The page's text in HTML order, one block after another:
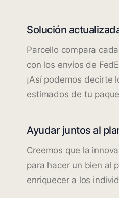
Solución
Parcello compara
con los envíos de
¡Así podemos decirte
estimados de tu
Ayudar juntos al
Creemos que la
para hacer un bien al
enriquecer a los